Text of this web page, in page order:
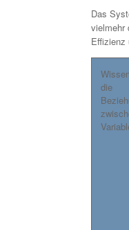
Das
vielmehr
Effizienz
die